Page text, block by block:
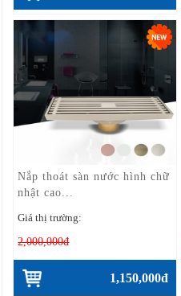
Nắp thoát sàn nước hình chữ
nhật cao...
Giá thị trường:
2,000,000đ
1,150,000đ